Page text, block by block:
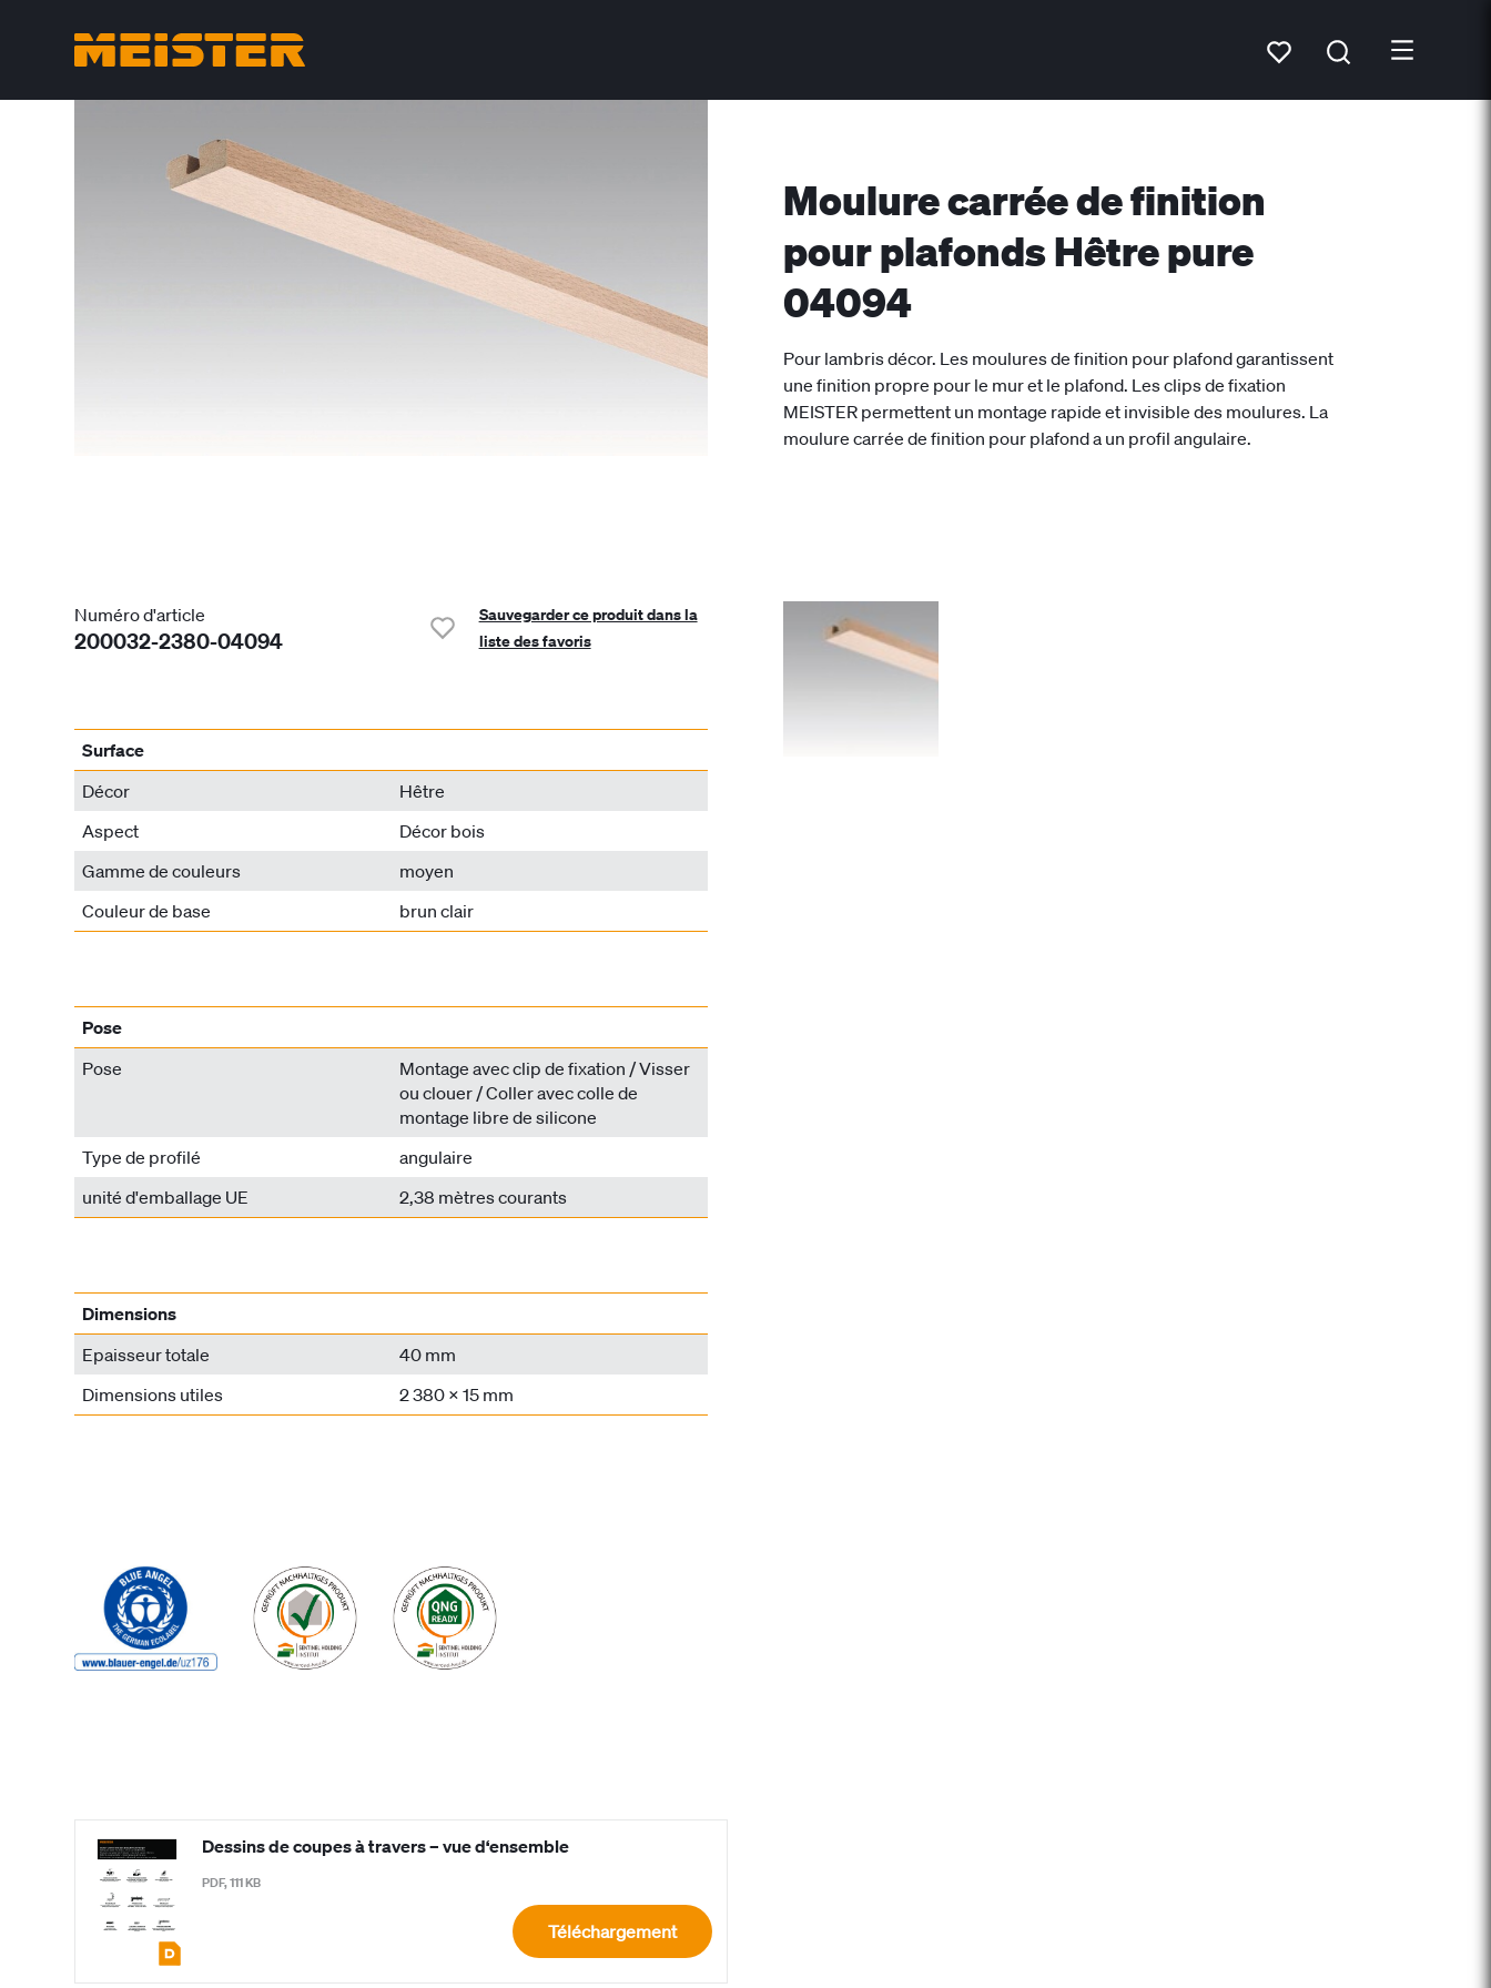
Moulure carrée de finition
pour plafonds Hêtre pure
04094
Pour lambris décor. Les moulures de finition pour plafond garantissent
une finition propre pour le mur et le plafond. Les clips de fixation
MEISTER permettent un montage rapide et invisible des moulures. La
moulure carrée de finition pour plafond a un profil angulaire.
Numéro d'article
200032-2380-04094
Sauvegarder ce produit dans la
liste des favoris
Surface
Décor
Hêtre
Aspect
Décor bois
Gamme de couleurs
moyen
Couleur de base
brun clair
Pose
Pose
Montage avec clip de fixation / Visser
ou clouer / Coller avec colle de
montage libre de silicone
Type de profilé
angulaire
unité d'emballage UE
2,38 mètres courants
Dimensions
Epaisseur totale
40 mm
Dimensions utiles
2 380 x 15 mm
Dessins de coupes à travers – vue d‘ensemble
PDF, 111 KB
Téléchargement